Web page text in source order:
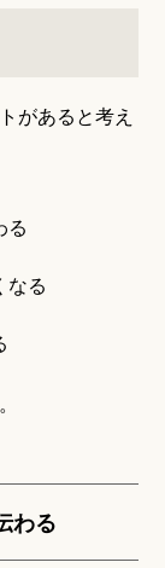
があると考え
る
なる
わる